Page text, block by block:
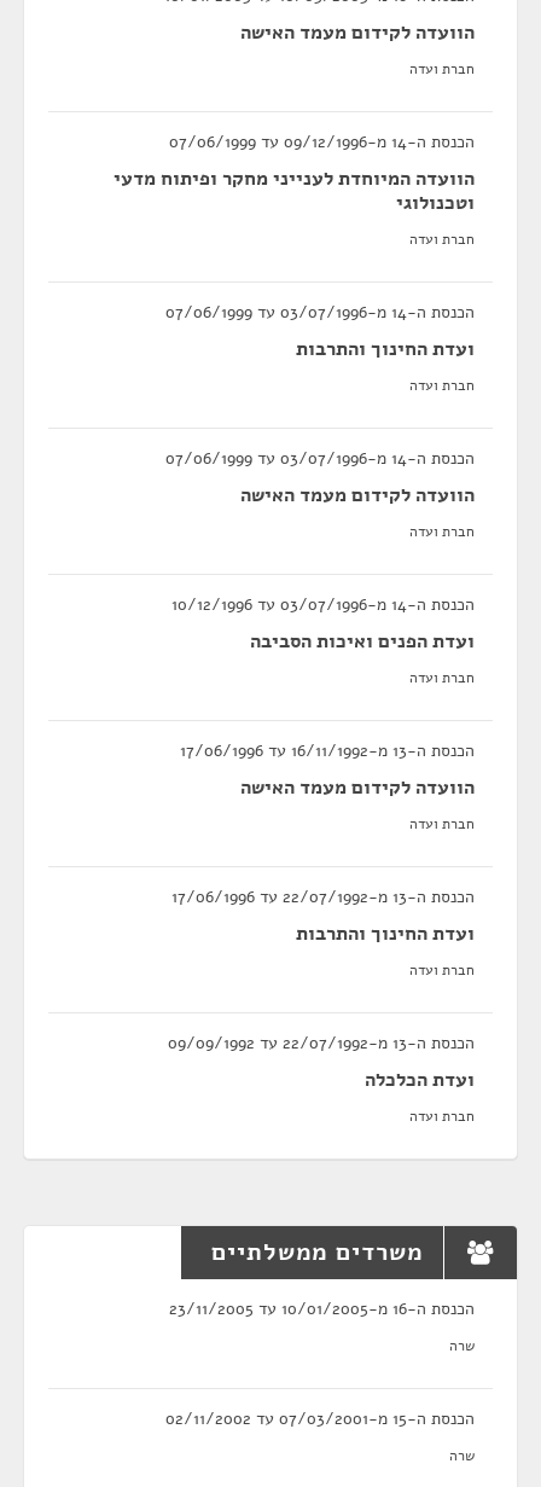
הוועדה לקידום מעמד האישה
חברת ועדה
הכנסת ה-14 מ-09/12/1996 עד 07/06/1999
הוועדה המיוחדת לענייני מחקר ופיתוח מדעי
וטכנולוגי
חברת ועדה
הכנסת ה-14 מ-03/07/1996 עד 07/06/1999
ועדת החינוך והתרבות
חברת ועדה
הכנסת ה-14 מ-03/07/1996 עד 07/06/1999
הוועדה לקידום מעמד האישה
חברת ועדה
הכנסת ה-14 מ-03/07/1996 עד 10/12/1996
ועדת הפנים ואיכות הסביבה
חברת ועדה
הכנסת ה-13 מ-16/11/1992 עד 17/06/1996
הוועדה לקידום מעמד האישה
חברת ועדה
הכנסת ה-13 מ-22/07/1992 עד 17/06/1996
ועדת החינוך והתרבות
חברת ועדה
הכנסת ה-13 מ-22/07/1992 עד 09/09/1992
ועדת הכלכלה
חברת ועדה
משרדים ממשלתיים
הכנסת ה-16 מ-10/01/2005 עד 23/11/2005
שרה
הכנסת ה-15 מ-07/03/2001 עד 02/11/2002
שרה